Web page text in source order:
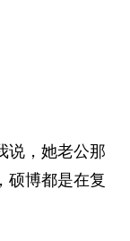
说，她老公那
硕博都是在复